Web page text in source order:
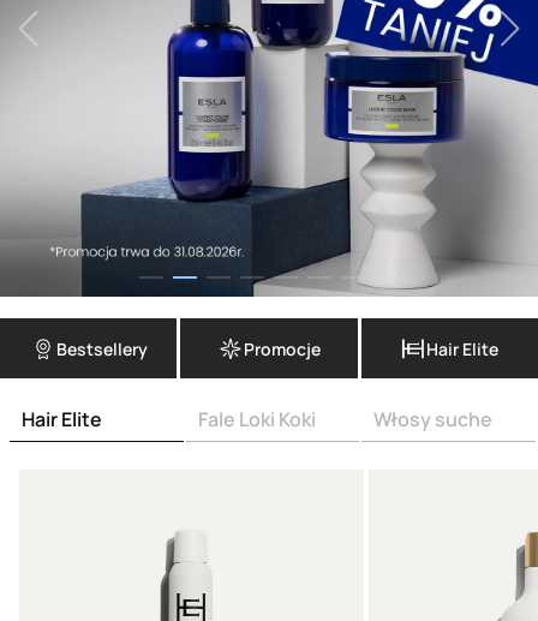
Bestsellery Promocje Hair Elite
Hair Elite Fale Loki Koki Włosy suche